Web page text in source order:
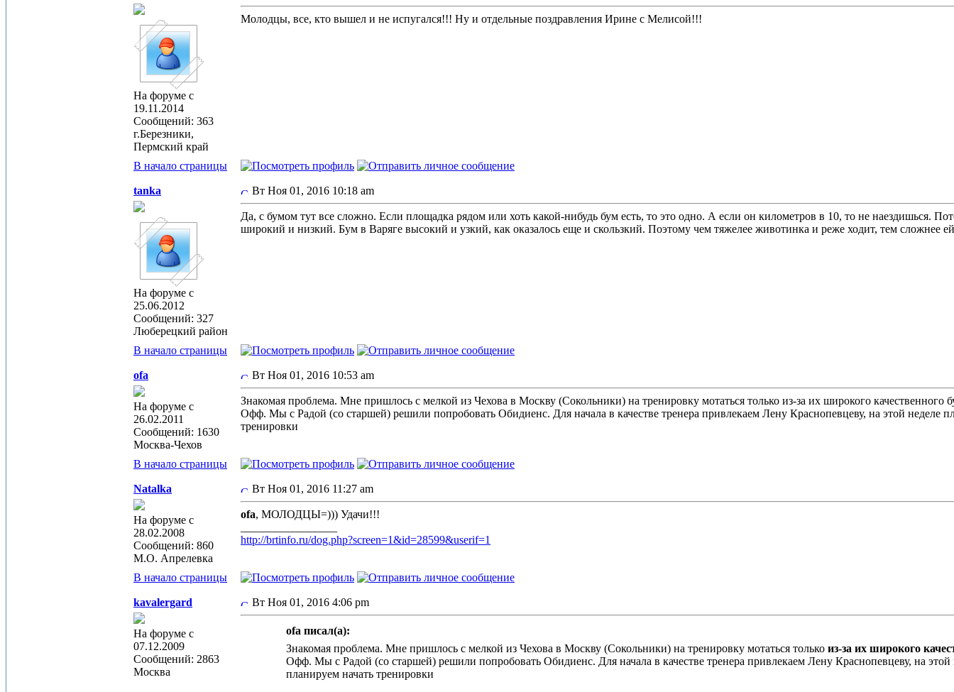
На форуме с
19.11.2014
Сообщений: 363
г.Березники,
Пермский край
Молодцы, все, кто вышел и не испугался!!! Ну и отдельные поздравления Ирине с Мелисой!!!
В начало страницы
tanka
На форуме с
25.06.2012
Сообщений: 327
Люберецкий район
Вт Ноя 01, 2016 10:18 am
Да, с бумом тут все сложно. Если площадка рядом или хоть какой-нибудь бум есть, то это одно. А если он километров в 10, то не наездишься.
широкий и низкий. Бум в Варяге высокий и узкий, как оказалось еще и скользкий. Поэтому чем тяжелее животинка и реже ходит, тем сложнее
В начало страницы
ofa
На форуме с
26.02.2011
Сообщений: 1630
Москва-Чехов
Вт Ноя 01, 2016 10:53 am
Знакомая проблема. Мне пришлось с мелкой из Чехова в Москву (Сокольники) на тренировку мотаться только из-за их широкого качественного
Офф. Мы с Радой (со старшей) решили попробовать Обидиенс. Для начала в качестве тренера привлекаем Лену Краснопевцеву, на этой неделе
тренировки
В начало страницы
Natalka
На форуме с
28.02.2008
Сообщений: 860
М.О. Апрелевка
Вт Ноя 01, 2016 11:27 am
ofa, МОЛОДЦЫ=))) Удачи!!!
http://brtinfo.ru/dog.php?screen=1&id=28599&userif=1
В начало страницы
kavalergard
На форуме с
07.12.2009
Сообщений: 2863
Москва
Вт Ноя 01, 2016 4:06 pm
ofa писал(а):
Знакомая проблема. Мне пришлось с мелкой из Чехова в Москву (Сокольники) на тренировку мотаться только из-за их широкого
Офф. Мы с Радой (со старшей) решили попробовать Обидиенс. Для начала в качестве тренера привлекаем Лену Краснопевцеву, на этой
планируем начать тренировки